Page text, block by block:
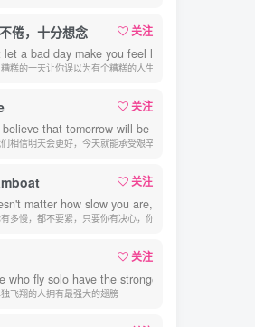
倦，十分想念
关注
let a bad day make you feel lke you have a bad
糕的一天让你误以为有个糟糕的人生
关注
that tomorrow will be better, we can
相信明天会更好，今天就能承受艰辛
关注
matter how slow you are, as long as you're
多慢，都不要紧，只要你有决心，你最终都会到达想去的地方
关注
who fly solo have the strongest wings.
飞翔的人拥有最强大的翅膀